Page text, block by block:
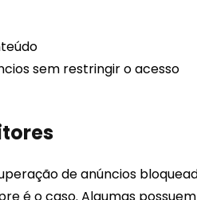
sem restringir o acesso
de anúncios